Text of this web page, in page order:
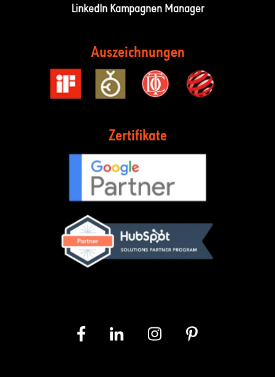
LinkedIn Kampagnen Manager
Auszeichnungen
Zertifikate